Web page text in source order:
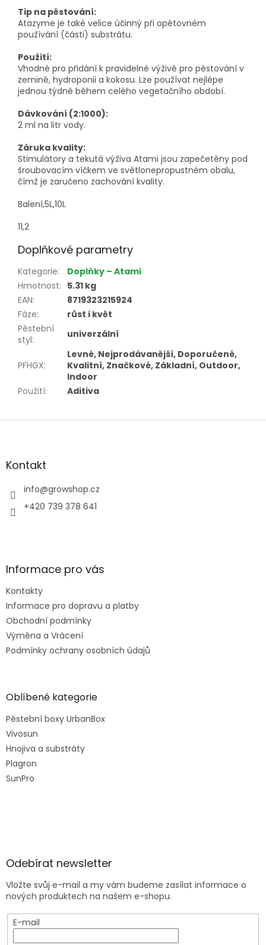
Tip na pěstování:
Atazyme je také velice účinný při opětovném
používání (části) substrátu.
Použití:
Vhodné pro přidání k pravidelné výživě pro pěstování v
zemině, hydroponii a kokosu. Lze používat nejlépe
jednou týdně během celého vegetačního období.
Dávkování (2:1000):
2 ml na litr vody.
Záruka kvality:
Stimulátory a tekutá výživa Atami jsou zapečetěny pod
šroubovacím víčkem ve světlonepropustném obalu,
čímž je zaručeno zachování kvality.
Balení,5L,10L
11,2
Doplňkové parametry
Kategorie:
Doplňky – Atami
Hmotnost: 5.31 kg
EAN:
8719323215924
Fáze:
růst i květ
Pěstební
styl: univerzální
PFHGX:
Levné, Nejprodávanější, Doporučené,
Kvalitní, Značkové, Základní, Outdoor,
Indoor
Použití: Aditiva
Z
aKontakt
info@growshop.cz
+420 739 378 641
Informace pro vás
Kontakty
Informace pro dopravu a platby
Obchodní podmínky
Výměna a Vrácení
Podmínky ochrany osobních údajů
Oblíbené kategorie
Pěstební boxy UrbanBox
Vivosun
Hnojiva a substráty
Plagron
SunPro
Odebírat newsletter
Vložte svůj e-mail a my vám budeme zasílat informace o
nových produktech na našem e-shopu.
E-mail